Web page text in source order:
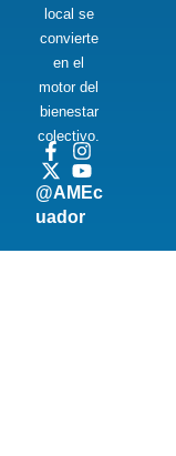
local se
convierte
en el
motor del
bienestar
colectivo.
@AMEc
uador